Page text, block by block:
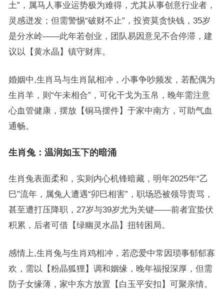
土”，属马人事业运势极为难得，尤其从事创意行业者，
灵感迸发；但需警惕“破财不止”，投资莫贪快钱，35岁
是分水岭——此年若创业，团队易因意见不合停滞，建
议以【黄水晶】镇守财库。
婚姻中,生肖马与生肖鼠相冲，小事争吵频发，若配偶为
生肖羊，则“午未相合”，可化干戈为玉帛，晚年需注意
心血管健康，摆放【铜马摆件】于家中南方，可助气血
通畅。
生肖兔：温润如玉下的暗涌
生肖兔表面柔和，实则内心机锋暗藏，明年2025年“乙
巳”流年，属兔人遭遇“卯巳相害”，职场恐被领导责骂，
甚至遭打压降职，27岁与39岁尤为关键——前者宜蛰伏
积累，后者可借【绿幽灵水晶】扭转困局。
感情上,生肖兔与生肖鸡相冲，若恋爱中常因琐事郁郁寡
欢，需以【粉晶狐狸】调和姻缘，晚年福报深厚，但需
防子女缘薄，家中东方放置【白玉平安扣】可聚亲情。